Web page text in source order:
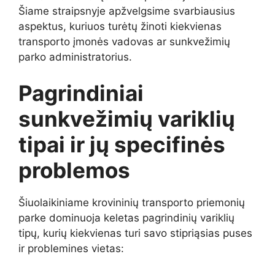
Šiame straipsnyje apžvelgsime svarbiausius
aspektus, kuriuos turėtų žinoti kiekvienas
transporto įmonės vadovas ar sunkvežimių
parko administratorius.
Pagrindiniai
sunkvežimių variklių
tipai ir jų specifinės
problemos
Šiuolaikiniame krovininių transporto priemonių
parke dominuoja keletas pagrindinių variklių
tipų, kurių kiekvienas turi savo stipriąsias puses
ir problemines vietas: